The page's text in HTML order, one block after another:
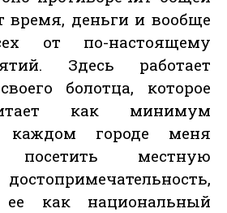
время, деньги и вообще
от по-настоящему
Здесь работает
болотца, которое
как минимум
городе меня
посетить местную
ее как национальный